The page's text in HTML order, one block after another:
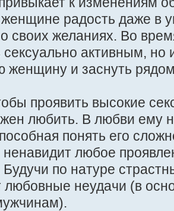
женщине радость даже в
своих желаниях. Во
активным, но
женщину и заснуть
проявить высокие
любить. В любви ему
понять его
ненавидит любое
по натуре
любовные неудачи (в